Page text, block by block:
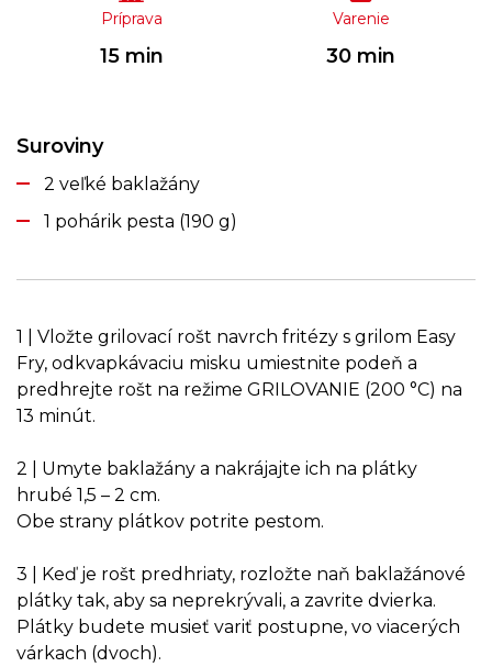
Príprava
15 min
Varenie
30 min
Suroviny
2 veľké baklažány
1 pohárik pesta (190 g)
1 | Vložte grilovací rošt navrch fritézy s grilom Easy
Fry, odkvapkávaciu misku umiestnite podeň a
predhrejte rošt na režime GRILOVANIE (200 °C) na
13 minút.
2 | Umyte baklažány a nakrájajte ich na plátky
hrubé 1,5 – 2 cm.
Obe strany plátkov potrite pestom.
3 | Keď je rošt predhriaty, rozložte naň baklažánové
plátky tak, aby sa neprekrývali, a zavrite dvierka.
Plátky budete musieť variť postupne, vo viacerých
várkach (dvoch).